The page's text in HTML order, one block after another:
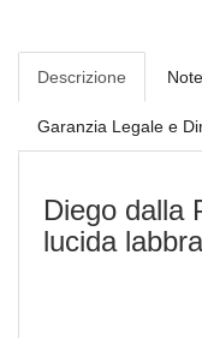
Descrizione
Garanzia Legale e
Diego dalla
lucida